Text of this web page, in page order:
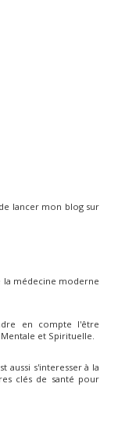
lancer mon blog sur
la médecine moderne
en compte l'être
et Spirituelle.
aussi s'interesser à la
clés de santé pour